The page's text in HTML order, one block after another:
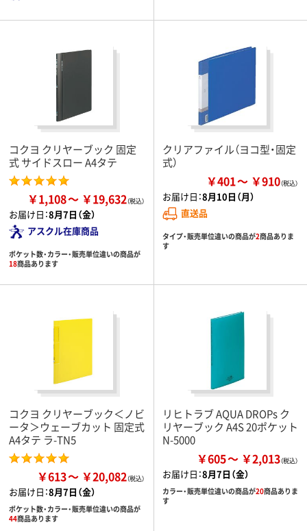
コクヨ クリヤーブック 固定
式 サイドスロー A4タテ
￥1,108 ￥19,632
お届け日：8月7日（金）
アスクル在庫商品
ポケット数・カラー・販売単位違いの商品が
18商品あります
クリアファイル（ヨコ型・固定
式）
￥401 ￥910
お届け日：8月10日（月）
直送品
タイプ・販売単位違いの商品が2商品ありま
す
コクヨ クリヤーブック＜ノビ
ータ＞ウェーブカット 固定式
A4タテ ラ-TN5
￥613 ￥20,082
お届け日：8月7日（金）
ポケット数・カラー・販売単位違いの商品が
44商品あります
リヒトラブ AQUA DROPs ク
リヤーブック A4S 20ポケット
N-5000
￥605 ￥2,013
お届け日：8月7日（金）
カラー・販売単位違いの商品が20商品ありま
す